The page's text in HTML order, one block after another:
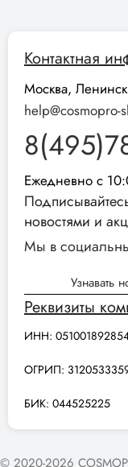
Контактная
Москва,
help@cosmopro-
Ежедневно с
новостями и
Мы в
Узнавать
Реквизиты
ИНН:
ОГРИП:
БИК: 044525225
© 2020-2026